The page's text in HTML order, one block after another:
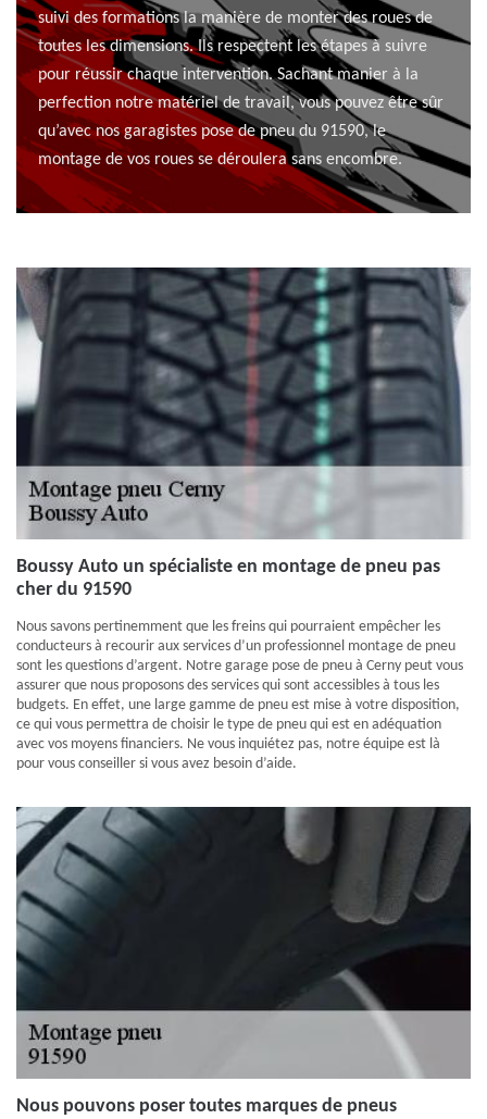
suivi des formations la manière de monter des roues de
toutes les dimensions. Ils respectent les étapes à suivre
pour réussir chaque intervention. Sachant manier à la
perfection notre matériel de travail, vous pouvez être sûr
qu’avec nos garagistes pose de pneu du 91590, le
montage de vos roues se déroulera sans encombre.
Boussy Auto un spécialiste en montage de pneu pas
cher du 91590
Nous savons pertinemment que les freins qui pourraient empêcher les
conducteurs à recourir aux services d’un professionnel montage de pneu
sont les questions d’argent. Notre garage pose de pneu à Cerny peut vous
assurer que nous proposons des services qui sont accessibles à tous les
budgets. En effet, une large gamme de pneu est mise à votre disposition,
ce qui vous permettra de choisir le type de pneu qui est en adéquation
avec vos moyens financiers. Ne vous inquiétez pas, notre équipe est là
pour vous conseiller si vous avez besoin d’aide.
Nous pouvons poser toutes marques de pneus